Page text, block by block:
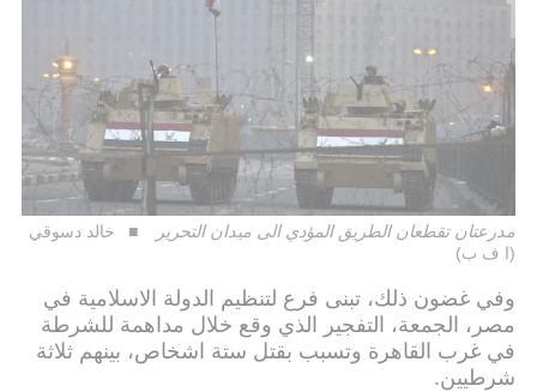
مدرعتان تقطعان الطريق المؤدي الى ميدان التحرير
خالد دسوقي
(ا ف ب)
وفي غضون ذلك، تبنى فرع لتنظيم الدولة الاسلامية في
مصر، الجمعة، التفجير الذي وقع خلال مداهمة للشرطة
في غرب القاهرة وتسبب بقتل ستة اشخاص، بينهم ثلاثة
شرطيين.